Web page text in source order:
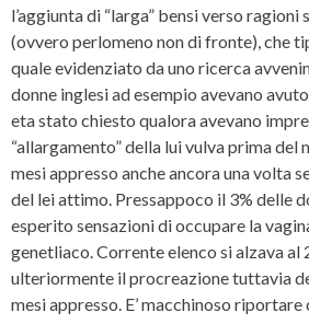
l’aggiunta di “larga” bensi verso ragioni
(ovvero perlomeno non di fronte), che
quale evidenziato da uno ricerca
donne inglesi ad esempio avevano
eta stato chiesto qualora avevano
“allargamento” della lui vulva prima
mesi appresso anche ancora una volta
del lei attimo. Pressappoco il 3% delle
esperito sensazioni di occupare la
genetliaco. Corrente elenco si alzava al
ulteriormente il procreazione tuttavia
mesi appresso. E’ macchinoso